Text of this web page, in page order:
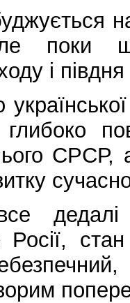
поки
і
глибоко
Росії,